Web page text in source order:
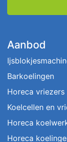
Aanbod
Barkoelingen
Horeca vriezers
Koelcellen en
Horeca
Horeca